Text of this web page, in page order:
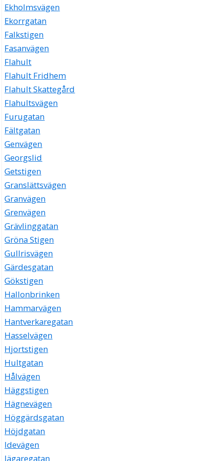
Ekholmsvägen
Ekorrgatan
Falkstigen
Fasanvägen
Flahult
Flahult Fridhem
Flahult Skattegård
Flahultsvägen
Furugatan
Fältgatan
Genvägen
Georgslid
Getstigen
Granslättsvägen
Granvägen
Grenvägen
Grävlinggatan
Gröna Stigen
Gullrisvägen
Gärdesgatan
Gökstigen
Hallonbrinken
Hammarvägen
Hantverkaregatan
Hasselvägen
Hjortstigen
Hultgatan
Hålvägen
Häggstigen
Hägnevägen
Höggärdsgatan
Höjdgatan
Idevägen
Jägaregatan